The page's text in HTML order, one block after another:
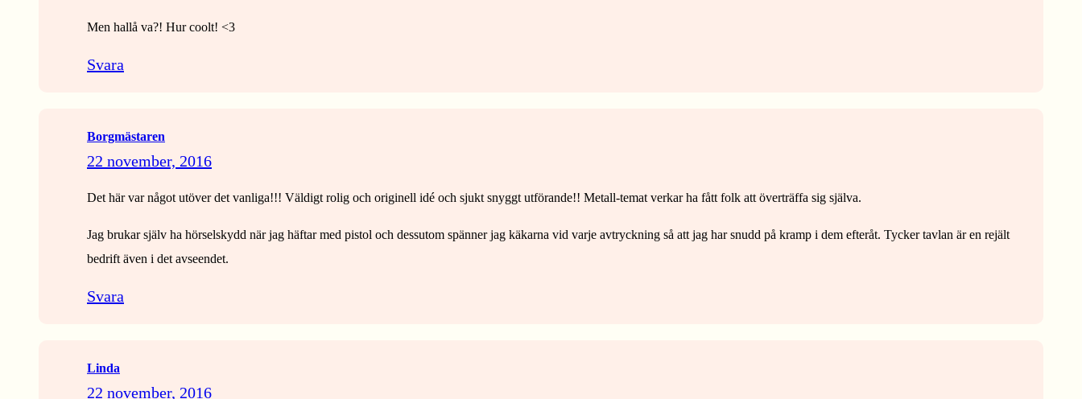
Men hallå va?! Hur coolt! <3
Svara
Borgmästaren
22 november, 2016
Det här var något utöver det vanliga!!! Väldigt rolig och originell idé och sjukt snyggt utförande!! Metall-temat verkar ha fått folk att överträffa sig själva.
Jag brukar själv ha hörselskydd när jag häftar med pistol och dessutom spänner jag käkarna vid varje avtryckning så att jag har snudd på kramp i dem efteråt. Tycker tavlan är en rejält
bedrift även i det avseendet.
Svara
Linda
22 november, 2016